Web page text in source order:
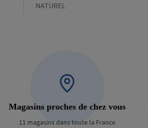
Couleur
NATUREL
Magasins proches de chez vous
11 magasins dans toute la France